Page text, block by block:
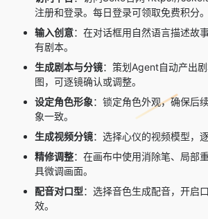
注册和登录。每日登录可领取免费积分。
输入创意：在对话框用自然语言描述故
有剧本。
生成剧本与分镜：策划Agent自动产出
图，可逐镜确认或调整。
设定角色形象：锁定角色外观，确保后
象一致。
生成视频分镜：选择心仪的视频模型，
精修调整：在画布中使用消除笔、局部
具微调画面。
配音对口型：选择音色生成配音，开启
效。